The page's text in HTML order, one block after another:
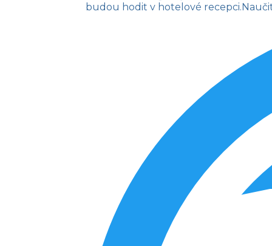
budou hodit v hotelové recepci.